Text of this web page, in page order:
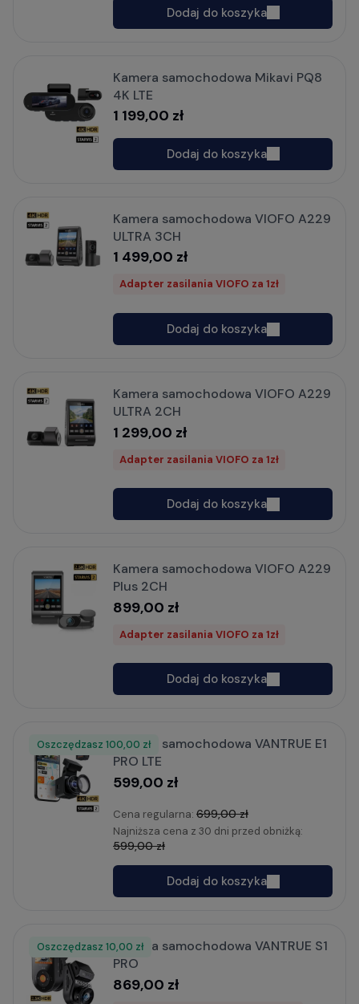
Dodaj do koszyka
Kamera samochodowa Mikavi PQ8
4K LTE
1 199,00 zł
Dodaj do koszyka
Kamera samochodowa VIOFO A229
ULTRA 3CH
1 499,00 zł
Adapter zasilania VIOFO za 1zł
Dodaj do koszyka
Kamera samochodowa VIOFO A229
ULTRA 2CH
1 299,00 zł
Adapter zasilania VIOFO za 1zł
Dodaj do koszyka
Kamera samochodowa VIOFO A229
Plus 2CH
899,00 zł
Adapter zasilania VIOFO za 1zł
Dodaj do koszyka
Kamera samochodowa VANTRUE E1
PRO LTE
599,00 zł
Oszczędzasz 100,00 zł
Cena regularna: 699,00 zł
Najniższa cena z 30 dni przed obniżką:
599,00 zł
Dodaj do koszyka
Rabat
Kamera samochodowa VANTRUE S1
PRO
869,00 zł
Oszczędzasz 10,00 zł
Rabat